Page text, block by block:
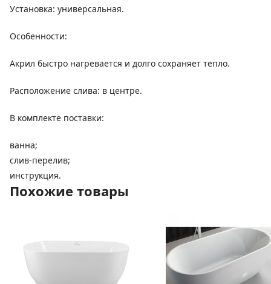
Установка: универсальная.
Особенности:
Акрил быстро нагревается и долго сохраняет тепло.
Расположение слива: в центре.
В комплекте поставки:
ванна;
слив-перелив;
инструкция.
Похожие товары